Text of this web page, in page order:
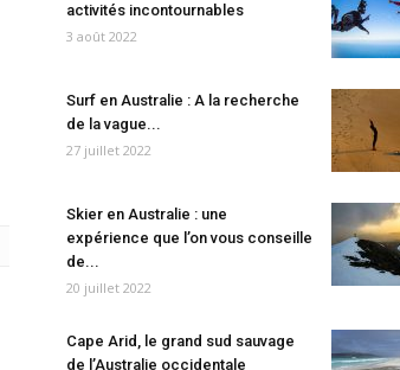
activités incontournables
3 août 2022
Surf en Australie : A la recherche
de la vague...
27 juillet 2022
Skier en Australie : une
expérience que l’on vous conseille
de...
20 juillet 2022
Cape Arid, le grand sud sauvage
de l’Australie occidentale